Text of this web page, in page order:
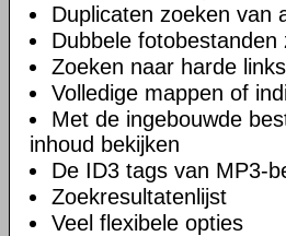
Duplicaten zoeken van
Dubbele fotobestanden
Zoeken naar harde links
Volledige mappen of
Met de ingebouwde
inhoud bekijken
De ID3 tags van MP3-
Zoekresultatenlijst
Veel flexibele opties